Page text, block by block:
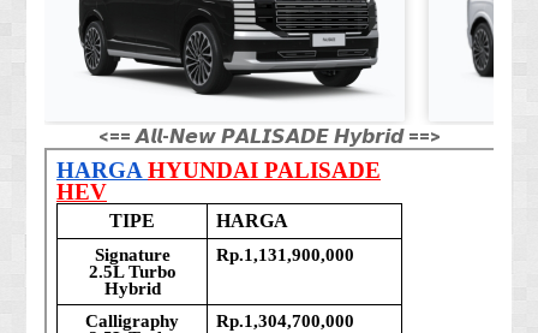
<== 𝘼𝙡𝙡-𝙉𝙚𝙬 𝙋𝘼𝙇𝙄𝙎𝘼𝘿𝙀 𝙃𝙮𝙗𝙧𝙞𝙙 ==>